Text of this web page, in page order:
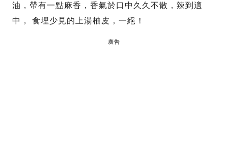
油，帶有一點麻香，香氣於口中久久不散，辣到適
中， 食埋少見的上湯柚皮，一絕！
廣告